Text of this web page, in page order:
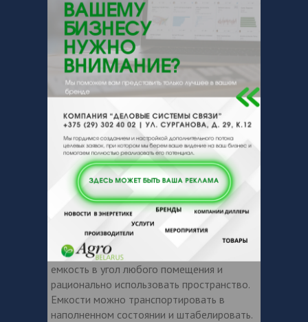
∅ горловины, мм
120
Форма
Прямоугольная
Тип эксплуатации
Наземная
эксплуатация
режим
эксплуатации
-30°C до +60°C
Материал
изготовления
Полиэтилен
Идеальное решение для небольших
помещений и площадок. Прямоугольная
форма емкости позволяет установить
емкость в угол любого помещения и
рационально использовать пространство.
Емкости можно транспортировать в
наполненном состоянии и штабелировать.